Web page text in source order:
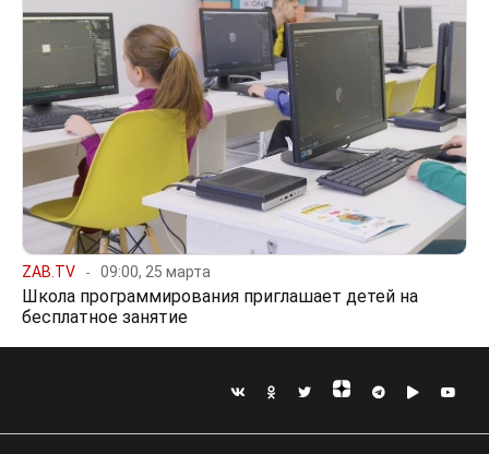
ZAB.TV 09:00, 25 марта
Школа программирования приглашает детей на
бесплатное занятие